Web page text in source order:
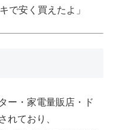
で安く買えたよ」
ー・家電量販店・ド
れており、